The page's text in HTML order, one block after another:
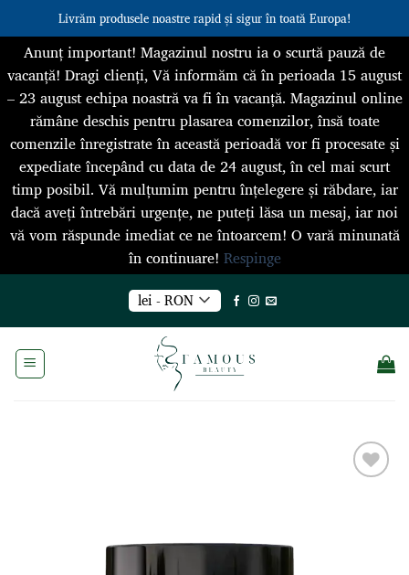
Livrăm produsele noastre rapid și sigur în toată Europa!
Anunț important! Magazinul nostru ia o scurtă pauză de
vacanță! Dragi clienți, Vă informăm că în perioada 15 august
– 23 august echipa noastră va fi în vacanță. Magazinul online
rămâne deschis pentru plasarea comenzilor, însă toate
comenzile înregistrate în această perioadă vor fi procesate și
expediate începând cu data de 24 august, în cel mai scurt
timp posibil. Vă mulțumim pentru înțelegere și răbdare, iar
dacă aveți întrebări urgențe, ne puteți lăsa un mesaj, iar noi
vă vom răspunde imediat ce ne întoarcem! O vară minunată
în continuare! Respinge
content
lei - RON